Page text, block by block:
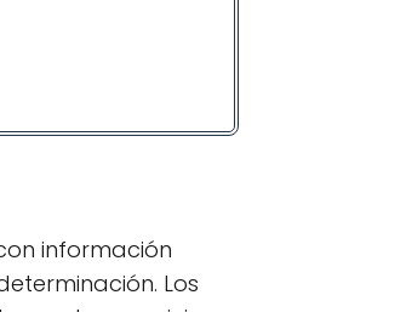
información
Los